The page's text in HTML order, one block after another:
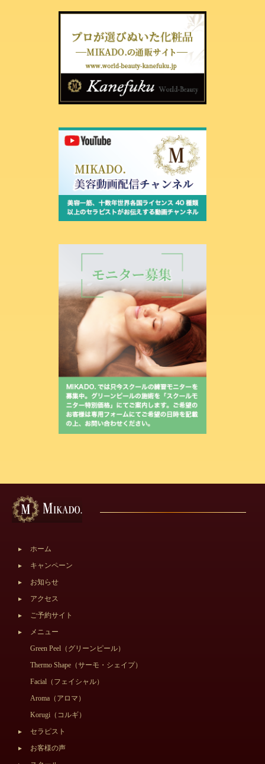
ホーム
キャンペーン
お知らせ
アクセス
ご予約サイト
メニュー
Green Peel（グリーンピール）
Thermo Shape（サーモ・シェイプ）
Facial（フェイシャル）
Aroma（アロマ）
Korugi（コルギ）
セラピスト
お客様の声